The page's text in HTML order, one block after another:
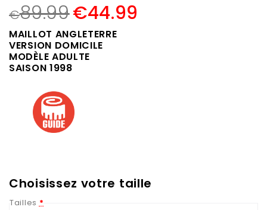
€89.99€44.99
MAILLOT ANGLETERRE
VERSION DOMICILE
MODÈLE ADULTE
SAISON 1998
Choisissez votre taille
Tailles *